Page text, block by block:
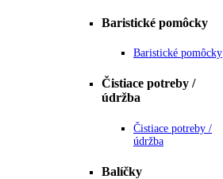
Baristické pomôcky
Baristické pomôcky
Čistiace potreby /
údržba
Čistiace potreby /
údržba
Balíčky